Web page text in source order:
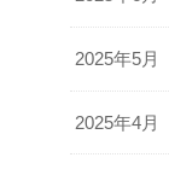
2025年5月
2025年4月